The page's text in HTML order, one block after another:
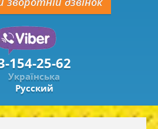
154-25-62
Українська
Русский